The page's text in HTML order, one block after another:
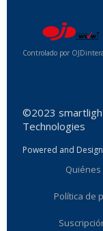
Controlado por
©2023
Technologies
Powered and
Política de